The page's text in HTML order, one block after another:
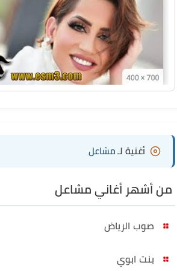
أغنية لـ مشاعل
من أشهر أغاني مشاعل
صوب الرياض
بنت ابوي